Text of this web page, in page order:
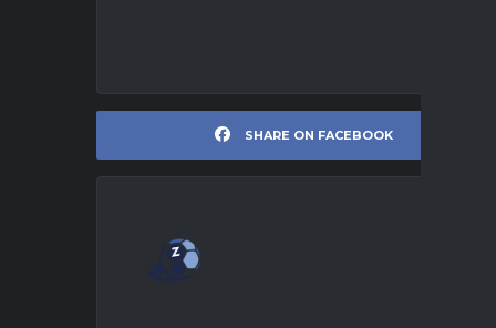
SHARE ON FACEBOOK